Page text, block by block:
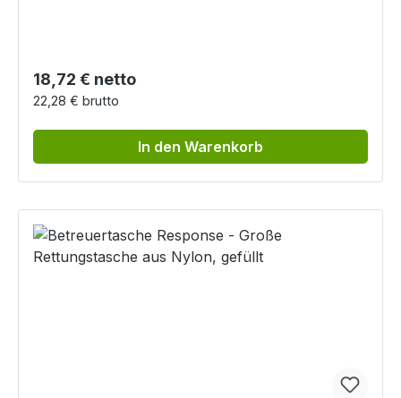
Regulärer Preis:
18,72 € netto
22,28 € brutto
In den Warenkorb